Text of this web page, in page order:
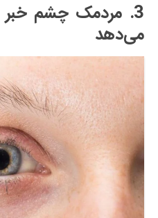
3. مردمک چشم خبر
می‌دهد